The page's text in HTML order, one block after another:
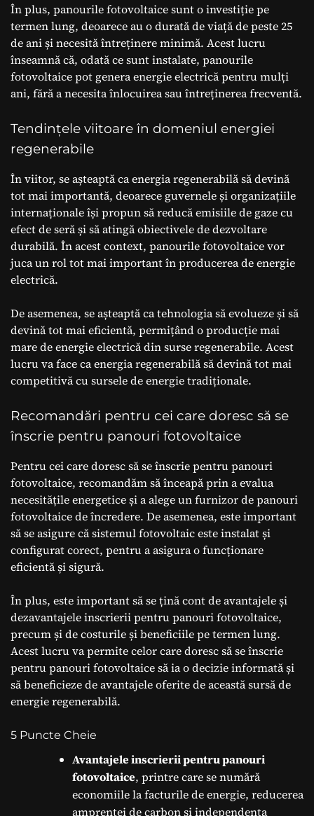
În plus, panourile fotovoltaice sunt o investiție pe
termen lung, deoarece au o durată de viață de peste 25
de ani și necesită întreținere minimă. Acest lucru
înseamnă că, odată ce sunt instalate, panourile
fotovoltaice pot genera energie electrică pentru mulți
ani, fără a necesita înlocuirea sau întreținerea frecventă.
Tendințele viitoare în domeniul energiei
regenerabile
În viitor, se așteaptă ca energia regenerabilă să devină
tot mai importantă, deoarece guvernele și organizațiile
internaționale își propun să reducă emisiile de gaze cu
efect de seră și să atingă obiectivele de dezvoltare
durabilă. În acest context, panourile fotovoltaice vor
juca un rol tot mai important în producerea de energie
electrică.
De asemenea, se așteaptă ca tehnologia să evolueze și să
devină tot mai eficientă, permițând o producție mai
mare de energie electrică din surse regenerabile. Acest
lucru va face ca energia regenerabilă să devină tot mai
competitivă cu sursele de energie tradiționale.
Recomandări pentru cei care doresc să se
înscrie pentru panouri fotovoltaice
Pentru cei care doresc să se înscrie pentru panouri
fotovoltaice, recomandăm să înceapă prin a evalua
necesitățile energetice și a alege un furnizor de panouri
fotovoltaice de încredere. De asemenea, este important
să se asigure că sistemul fotovoltaic este instalat și
configurat corect, pentru a asigura o funcționare
eficientă și sigură.
În plus, este important să se țină cont de avantajele și
dezavantajele inscrierii pentru panouri fotovoltaice,
precum și de costurile și beneficiile pe termen lung.
Acest lucru va permite celor care doresc să se înscrie
pentru panouri fotovoltaice să ia o decizie informată și
să beneficieze de avantajele oferite de această sursă de
energie regenerabilă.
5 Puncte Cheie
Avantajele inscrierii pentru panouri
fotovoltaice, printre care se numără
economiile la facturile de energie, reducerea
amprentei de carbon și independența